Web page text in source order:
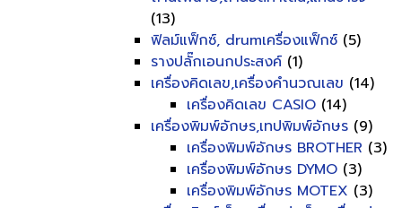
(13)
ฟิลม์แฟ็กซ์, drumเครื่องแฟ็กซ์ (5)
รางปลั๊กเอนกประสงค์ (1)
เครื่องคิดเลข,เครื่องคำนวณเลข (14)
เครื่องคิดเลข CASIO (14)
เครื่องพิมพ์อักษร,เทปพิมพ์อักษร (9)
เครื่องพิมพ์อักษร BROTHER (3)
เครื่องพิมพ์อักษร DYMO (3)
เครื่องพิมพ์อักษร MOTEX (3)